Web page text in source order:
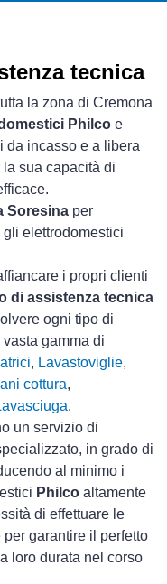
tecnica
la zona di Cremona
Philco e
da incasso e a libera
sua capacità di
Soresina per
elettrodomestici
i propri clienti
di assistenza tecnica
ogni tipo di
gamma di
, Lavastoviglie,
cottura,
.
un servizio di
in grado di
al minimo i
Philco altamente
di effettuare le
garantire il perfetto
loro durata nel corso